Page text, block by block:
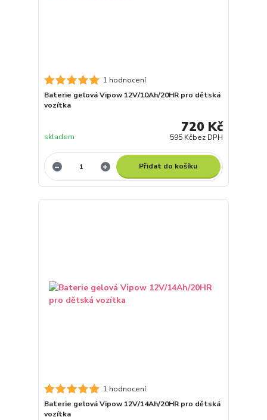
1 hodnocení
Baterie gelová Vipow 12V/10Ah/20HR pro dětská
vozítka
720 Kč
595 Kčbez DPH
skladem
Přidat do košíku
1 hodnocení
Baterie gelová Vipow 12V/14Ah/20HR pro dětská
vozítka